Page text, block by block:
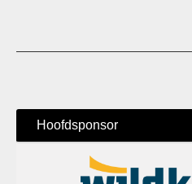
Hoofdsponsor